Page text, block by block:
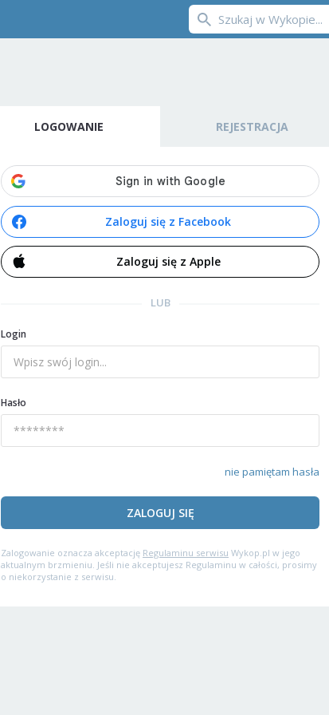
LOGOWANIE REJESTRACJA
Zaloguj się z Facebook
Zaloguj się z Apple
LUB
Login
Hasło
nie pamiętam hasła
ZALOGUJ SIĘ
Zalogowanie oznacza akceptację Regulaminu serwisu Wykop.pl w jego
aktualnym brzmieniu. Jeśli nie akceptujesz Regulaminu w całości, prosimy
o niekorzystanie z serwisu.